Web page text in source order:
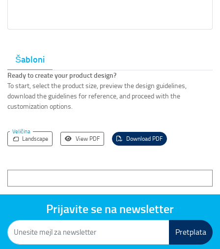
Šabloni
Ready to create your product design?
To start, select the product size, preview the design guidelines,
download the guidelines for reference, and proceed with the
customization options.
Veličina
Landscape View PDF Download PDF
Prijavite se na newsletter
Pretplata